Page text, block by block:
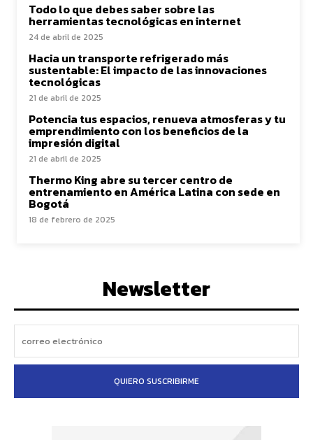
Todo lo que debes saber sobre las
herramientas tecnológicas en internet
24 de abril de 2025
Hacia un transporte refrigerado más
sustentable: El impacto de las innovaciones
tecnológicas
21 de abril de 2025
Potencia tus espacios, renueva atmosferas y tu
emprendimiento con los beneficios de la
impresión digital
21 de abril de 2025
Thermo King abre su tercer centro de
entrenamiento en América Latina con sede en
Bogotá
18 de febrero de 2025
Newsletter
QUIERO SUSCRIBIRME